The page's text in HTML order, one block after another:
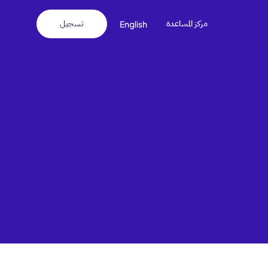
مركز المساعدة English تسجيل